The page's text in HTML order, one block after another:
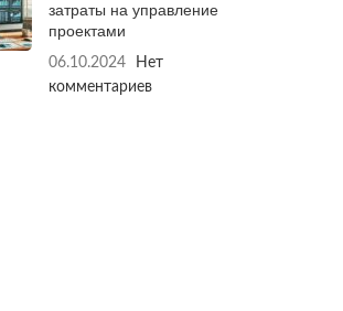
затраты на управление
проектами
06.10.2024
Нет
комментариев